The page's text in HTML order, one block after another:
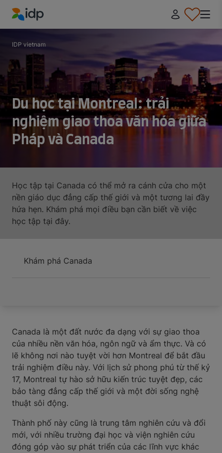
IDP Education
IDP vietnam
Du học tại Montreal: trải
nghiệm giao thoa văn hóa giữa
Pháp và Canada
Học tập tại Canada có thể mở ra cánh cửa cho một
nền giáo dục đẳng cấp thế giới và một tương lai đầy
hứa hẹn. Khám phá mọi điều bạn cần biết về việc
học tập tại đây.
Khám phá Canada
Canada là một đất nước đa dạng với sự giao thoa
của nhiều nền văn hóa, ngôn ngữ và ẩm thực. Và có
lẽ không nơi nào tuyệt vời hơn Montreal để bắt đầu
trải nghiệm điều này. Với lịch sử phong phú từ thế kỷ
17, Montreal tự hào sở hữu kiến trúc tuyệt đẹp, các
bảo tàng đẳng cấp thế giới và một đời sống nghệ
thuật sôi động.
Thành phố này cũng là trung tâm nghiên cứu và đổi
mới, với nhiều trường đại học và viện nghiên cứu
đóng góp vào sự phát triển của các lĩnh vực khác